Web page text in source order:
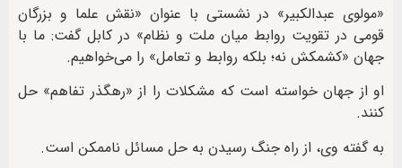
«مولوی عبدالکبیر» در نشستی با عنوان «نقش علما و بزرگان
قومی در تقویت روابط میان ملت و نظام» در کابل گفت: ما با
جهان «کشمکش نه؛ بلکه روابط و تعامل» را می‌خواهیم.
او از جهان خواسته است که مشکلات را از «رهگذر تفاهم» حل
کنند.
به گفته وی، از راه جنگ رسیدن به حل مسائل ناممکن است.